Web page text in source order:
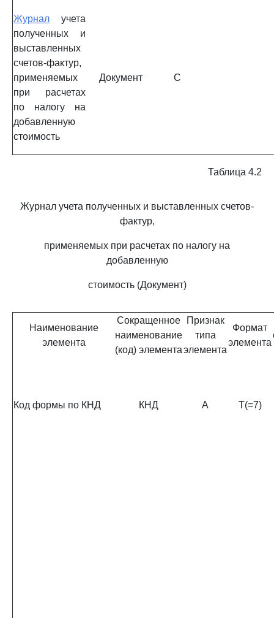
Журнал учета
полученных и
выставленных
счетов-фактур,
применяемых
при расчетах
по налогу на
добавленную
стоимость
Документ С
Таблица 4.2
Журнал учета полученных и выставленных счетов-
фактур,
применяемых при расчетах по налогу на
добавленную
стоимость (Документ)
Наименование
элемента
Сокращенное
наименование
(код) элемента
Признак
типа
элемента
Формат
элемента
Код формы по КНД КНД А T(=7)